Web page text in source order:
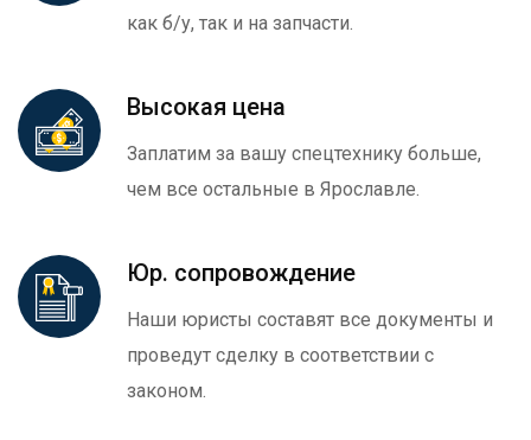
как б/у, так и на запчасти.
Высокая цена
Заплатим за вашу спецтехнику больше,
чем все остальные в Ярославле.
Юр. сопровождение
Наши юристы составят все документы и
проведут сделку в соответствии с
законом.